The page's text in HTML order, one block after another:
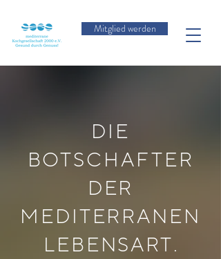
Mitglied werden
DIE
BOTSCHAFTER
DER
MEDITERRANEN
LEBENSART.